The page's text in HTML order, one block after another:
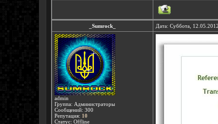
_Sumrock_ Дата: Суббота,
admin
Группа: Администраторы
Сообщений: 300
Репутация: 10
Статус: Offline